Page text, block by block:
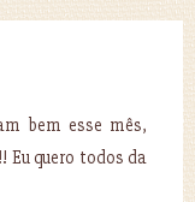
bem esse mês,
Eu quero todos da